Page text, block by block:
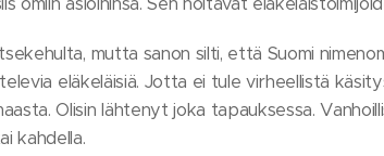
mutta sanon silti, että Suomi
eläkeläisiä. Jotta ei tule virheellistä
Olisin lähtenyt joka tapauksessa.
kahdella.